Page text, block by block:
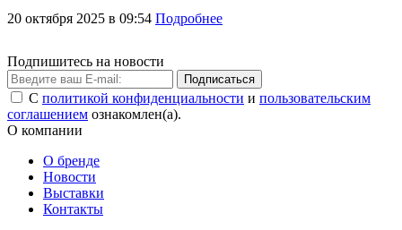
20 октября 2025 в 09:54 Подробнее
Подпишитесь на новости
Подписаться
С политикой конфиденциальности и пользовательским
соглашением ознакомлен(а).
О компании
О бренде
Новости
Выставки
Контакты